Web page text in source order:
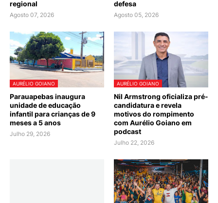
regional
Agosto 07, 2026
defesa
Agosto 05, 2026
AURÉLIO GOIANO
Parauapebas inaugura
unidade de educação
infantil para crianças de 9
meses a 5 anos
Julho 29, 2026
AURÉLIO GOIANO
Nil Armstrong oficializa pré-
candidatura e revela
motivos do rompimento
com Aurélio Goiano em
podcast
Julho 22, 2026